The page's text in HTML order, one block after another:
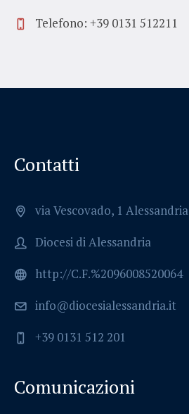
Telefono: +39 0131 512211
Contatti
via Vescovado, 1 Alessandria
Diocesi di Alessandria
http://C.F.%2096008520064
info@diocesialessandria.it
+39 0131 512 201
Comunicazioni